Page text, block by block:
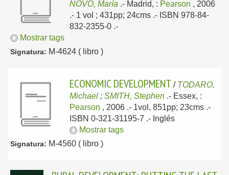
NOVO, María .- Madrid, : Pearson , 2006
.- 1 vol ; 431pp; 24cms .- ISBN 978-84-
832-2355-0 .-
Mostrar tags
Signatura: M-4624 ( libro )
ECONOMIC DEVELOPMENT / TODARO,
Michael ; SMITH, Stephen .- Essex, :
Pearson , 2006 .- 1vol, 851pp; 23cms .-
ISBN 0-321-31195-7 .- Inglés
Mostrar tags
Signatura: M-4560 ( libro )